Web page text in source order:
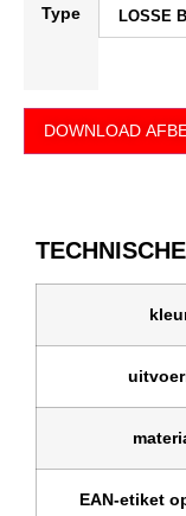
Type
DOWNLOAD
EAN-etiket